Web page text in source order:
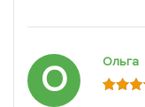
О Ольга